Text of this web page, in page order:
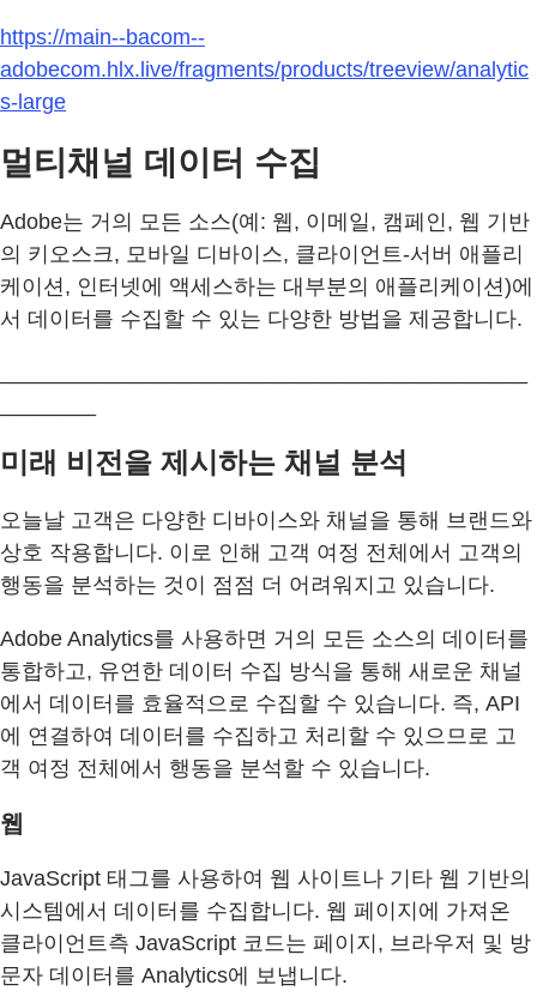
https://main--bacom--
adobecom.hlx.live/fragments/products/treeview/analytic
s-large
멀티채널 데이터 수집
Adobe는 거의 모든 소스(예: 웹, 이메일, 캠페인, 웹 기반
의 키오스크, 모바일 디바이스, 클라이언트-서버 애플리
케이션, 인터넷에 액세스하는 대부분의 애플리케이션)에
서 데이터를 수집할 수 있는 다양한 방법을 제공합니다.
미래 비전을 제시하는 채널 분석
오늘날 고객은 다양한 디바이스와 채널을 통해 브랜드와
상호 작용합니다. 이로 인해 고객 여정 전체에서 고객의
행동을 분석하는 것이 점점 더 어려워지고 있습니다.
Adobe Analytics를 사용하면 거의 모든 소스의 데이터를
통합하고, 유연한 데이터 수집 방식을 통해 새로운 채널
에서 데이터를 효율적으로 수집할 수 있습니다. 즉, API
에 연결하여 데이터를 수집하고 처리할 수 있으므로 고
객 여정 전체에서 행동을 분석할 수 있습니다.
웹
JavaScript 태그를 사용하여 웹 사이트나 기타 웹 기반의
시스템에서 데이터를 수집합니다. 웹 페이지에 가져온
클라이언트측 JavaScript 코드는 페이지, 브라우저 및 방
문자 데이터를 Analytics에 보냅니다.